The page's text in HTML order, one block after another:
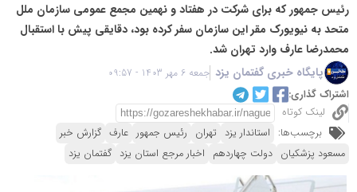
رئیس جمهور که برای شرکت در هفتاد و نهمین مجمع عمومی سازمان ملل
متحد به نیویورک مقر این سازمان سفر کرده بود، دقایقی پیش با استقبال
محمدرضا عارف وارد تهران شد.
پایگاه خبری گفتمان یزد جمعه 6 مهر 1403 - 09:57
اشتراک گذاری:
لینک کوتاه
برچسب‌ها: استاندار یزد تهران رئیس جمهور عارف گزارش خبر
مسعود پزشکیان دولت چهاردهم اخبار مرجع استان یزد گفتمان یزد